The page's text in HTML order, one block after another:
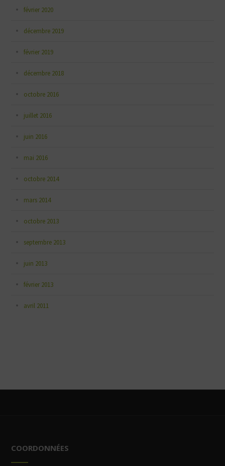
février 2020
décembre 2019
février 2019
décembre 2018
octobre 2016
juillet 2016
juin 2016
mai 2016
octobre 2014
mars 2014
octobre 2013
septembre 2013
juin 2013
février 2013
avril 2011
COORDONNÉES